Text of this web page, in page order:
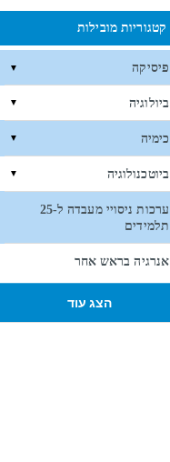
קטגוריות מובילות
פיסיקה ▼
ביולוגיה ▼
כימיה ▼
ביוטכנולוגיה ▼
ערכות ניסויי מעבדה ל-25
תלמידים
אנרגיה בראש אחר
הצג עוד